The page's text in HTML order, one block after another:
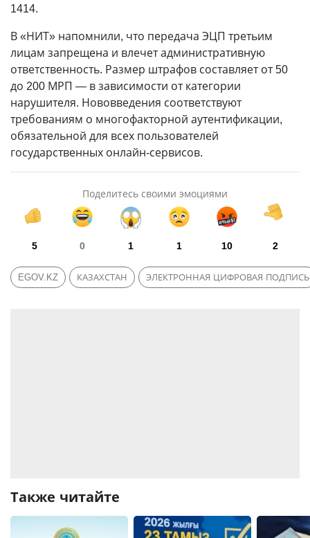
1414.
В «НИТ» напомнили, что передача ЭЦП третьим
лицам запрещена и влечет административную
ответственность. Размер штрафов составляет от 50
до 200 МРП — в зависимости от категории
нарушителя. Нововведения соответствуют
требованиям о многофакторной аутентификации,
обязательной для всех пользователей
государственных онлайн-сервисов.
Поделитесь своими эмоциями
5 0 1 1 10 2
EGOV.KZ КАЗАХСТАН ЭЛЕКТРОННАЯ ЦИФРОВАЯ ПОДПИСЬ
Также читайте